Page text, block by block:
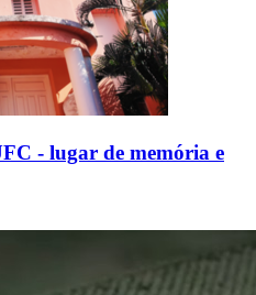
- lugar de memória e